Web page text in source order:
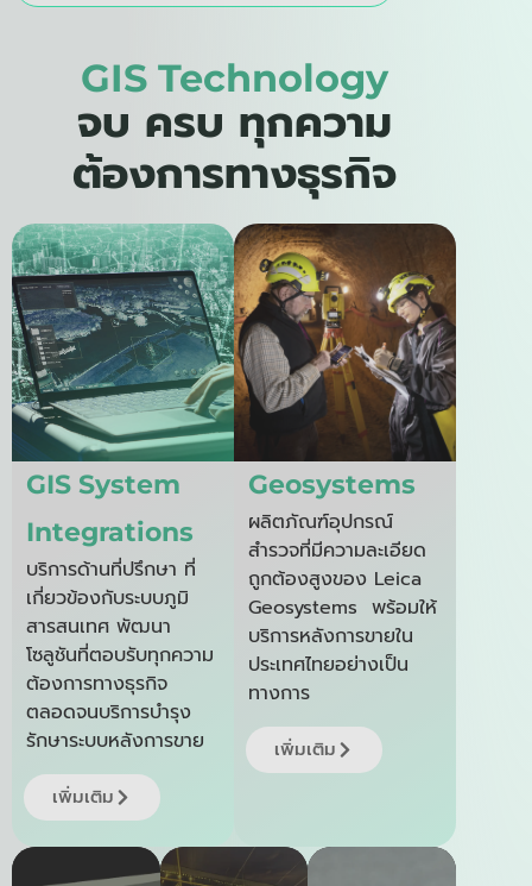
GIS Technology
จบ ครบ ทุกความ
ต้องการทางธุรกิจ
GIS System
Integrations
บริการด้านที่ปรึกษา ที่
เกี่ยวข้องกับระบบภูมิ
สารสนเทศ พัฒนา
โซลูชันที่ตอบรับทุกความ
ต้องการทางธุรกิจ
ตลอดจนบริการบำรุง
รักษาระบบหลังการขาย
เพิ่มเติม
Geosystems
ผลิตภัณฑ์อุปกรณ์
สำรวจที่มีความละเอียด
ถูกต้องสูงของ Leica
Geosystems พร้อมให้
บริการหลังการขายใน
ประเทศไทยอย่างเป็น
ทางการ
เพิ่มเติม